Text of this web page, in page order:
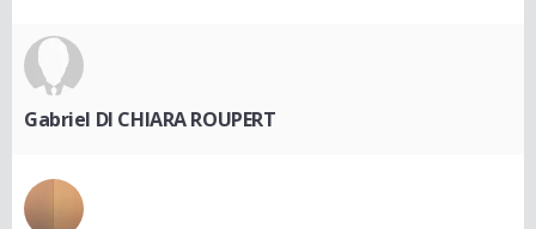
Gabriel DI CHIARA ROUPERT